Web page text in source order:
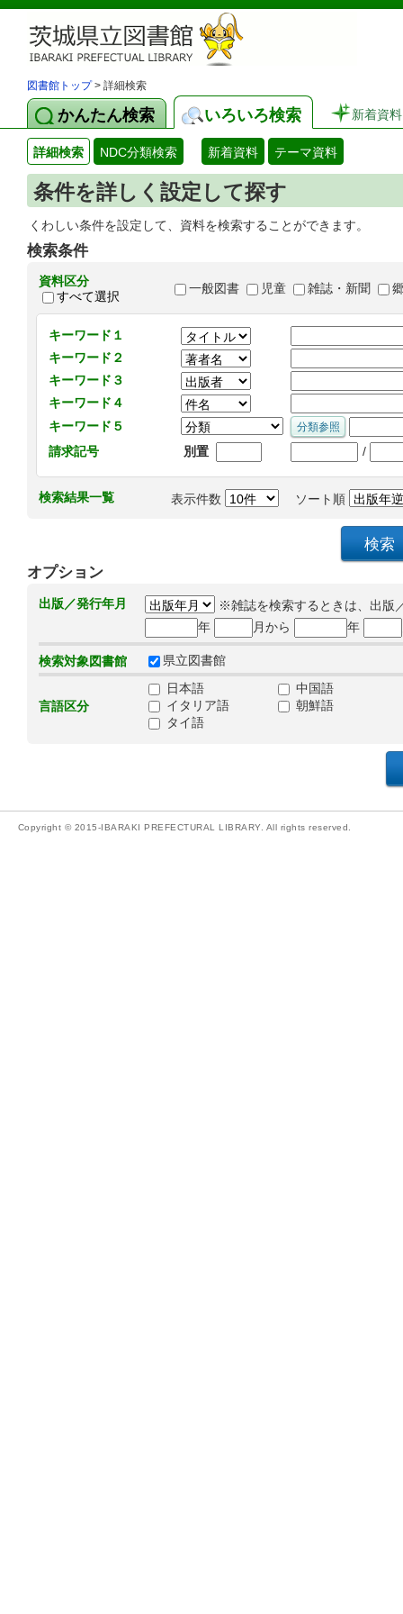
図書館トップ> 詳細検索
かんたん検索 いろいろ検索 新着資料
詳細検索 NDC分類検索 新着資料 テーマ資料
条件を詳しく設定して探す
くわしい条件を設定して、資料を検索することができます。
検索条件
資料区分
すべて選択
一般図書 児童 雑誌・新聞
キーワード１
キーワード２
キーワード３
キーワード４
キーワード５
請求記号
別置 /
検索結果一覧 表示件数 ソート順
オプション
出版／発行年月
※雑誌を検索するときは、出版
年
月から 年
検索対象図書館 県立図書館
言語区分
日本語
中国語
イタリア語
朝鮮語
タイ語
Copyright © 2015-IBARAKI PREFECTURAL LIBRARY. All rights reserved.